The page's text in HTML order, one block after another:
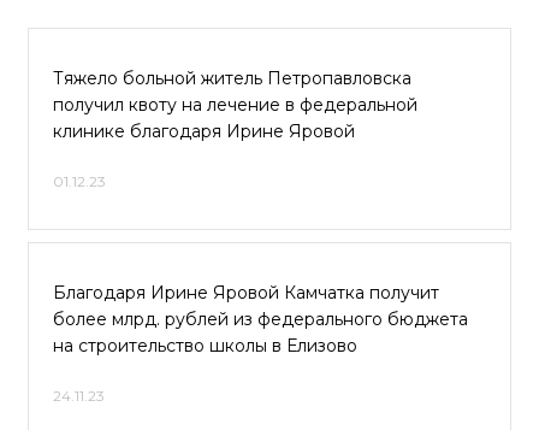
Тяжело больной житель Петропавловска
получил квоту на лечение в федеральной
клинике благодаря Ирине Яровой
01.12.23
Благодаря Ирине Яровой Камчатка получит
более млрд. рублей из федерального бюджета
на строительство школы в Елизово
24.11.23